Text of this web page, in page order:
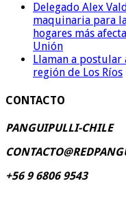
Delegado Alex
maquinaria para
hogares más
Unión
Llaman a
región de Los Ríos
CONTACTO
PANGUIPULLI-CHILE
+56 9 6806 9543